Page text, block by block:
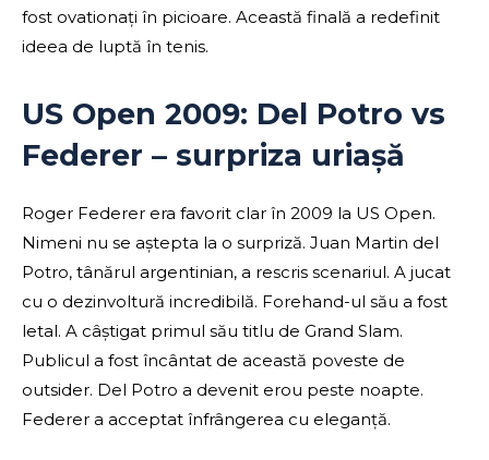
fost ovationați în picioare. Această finală a redefinit
ideea de luptă în tenis.
US Open 2009: Del Potro vs
Federer – surpriza uriașă
Roger Federer era favorit clar în 2009 la US Open.
Nimeni nu se aștepta la o surpriză. Juan Martin del
Potro, tânărul argentinian, a rescris scenariul. A jucat
cu o dezinvoltură incredibilă. Forehand-ul său a fost
letal. A câștigat primul său titlu de Grand Slam.
Publicul a fost încântat de această poveste de
outsider. Del Potro a devenit erou peste noapte.
Federer a acceptat înfrângerea cu eleganță.